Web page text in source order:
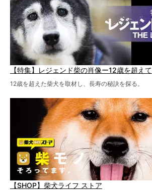
【特集】レジェンド柴の肖像ー12歳を超えて
12歳を超えた柴犬を取材し、長寿の秘訣を探る。
【SHOP】柴犬ライフ ストア